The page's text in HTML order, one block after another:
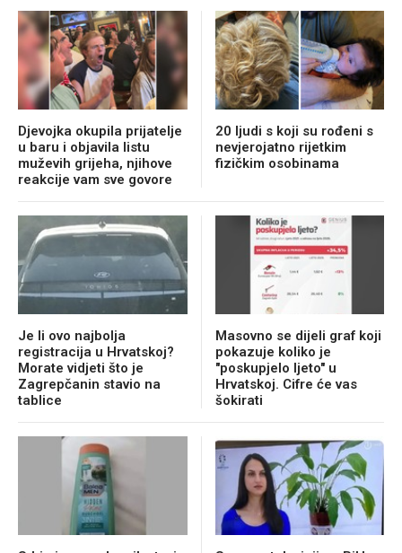
Djevojka okupila prijatelje
u baru i objavila listu
muževih grijeha, njihove
reakcije vam sve govore
20 ljudi s koji su rođeni s
nevjerojatno rijetkim
fizičkim osobinama
Je li ovo najbolja
registracija u Hrvatskoj?
Morate vidjeti što je
Zagrepčanin stavio na
tablice
Masovno se dijeli graf koji
pokazuje koliko je
"poskupjelo ljeto" u
Hrvatskoj. Cifre će vas
šokirati